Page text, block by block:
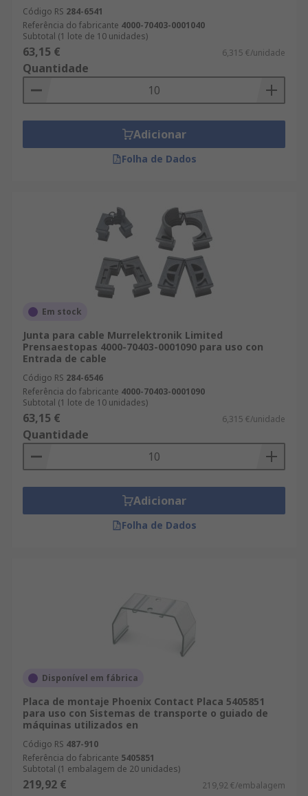
Código RS 284-6541
Referência do fabricante 4000-70403-0001040
Subtotal (1 lote de 10 unidades)
63,15 € 6,315 €/unidade
Quantidade
Adicionar
Folha de Dados
Em stock
Junta para cable Murrelektronik Limited
Prensaestopas 4000-70403-0001090 para uso con
Entrada de cable
Código RS 284-6546
Referência do fabricante 4000-70403-0001090
Subtotal (1 lote de 10 unidades)
63,15 € 6,315 €/unidade
Quantidade
Adicionar
Folha de Dados
Disponível em fábrica
Placa de montaje Phoenix Contact Placa 5405851
para uso con Sistemas de transporte o guiado de
máquinas utilizados en
Código RS 487-910
Referência do fabricante 5405851
Subtotal (1 embalagem de 20 unidades)
219,92 € 219,92 €/embalagem